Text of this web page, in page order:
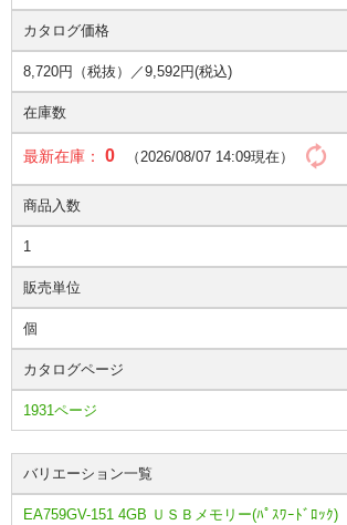
カタログ価格
8,720円（税抜）／9,592円(税込)
在庫数
最新在庫： 0 （2026/08/07 14:09現在）
商品入数
1
販売単位
個
カタログページ
1931ページ
バリエーション一覧
EA759GV-151 4GB ＵＳＢメモリー(ﾊﾟｽﾜｰﾄﾞﾛｯｸ)